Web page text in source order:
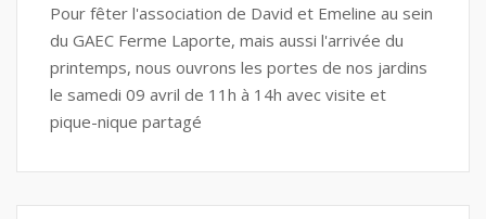
Pour fêter l'association de David et Emeline au sein
du GAEC Ferme Laporte, mais aussi l'arrivée du
printemps, nous ouvrons les portes de nos jardins
le samedi 09 avril de 11h à 14h avec visite et
pique-nique partagé